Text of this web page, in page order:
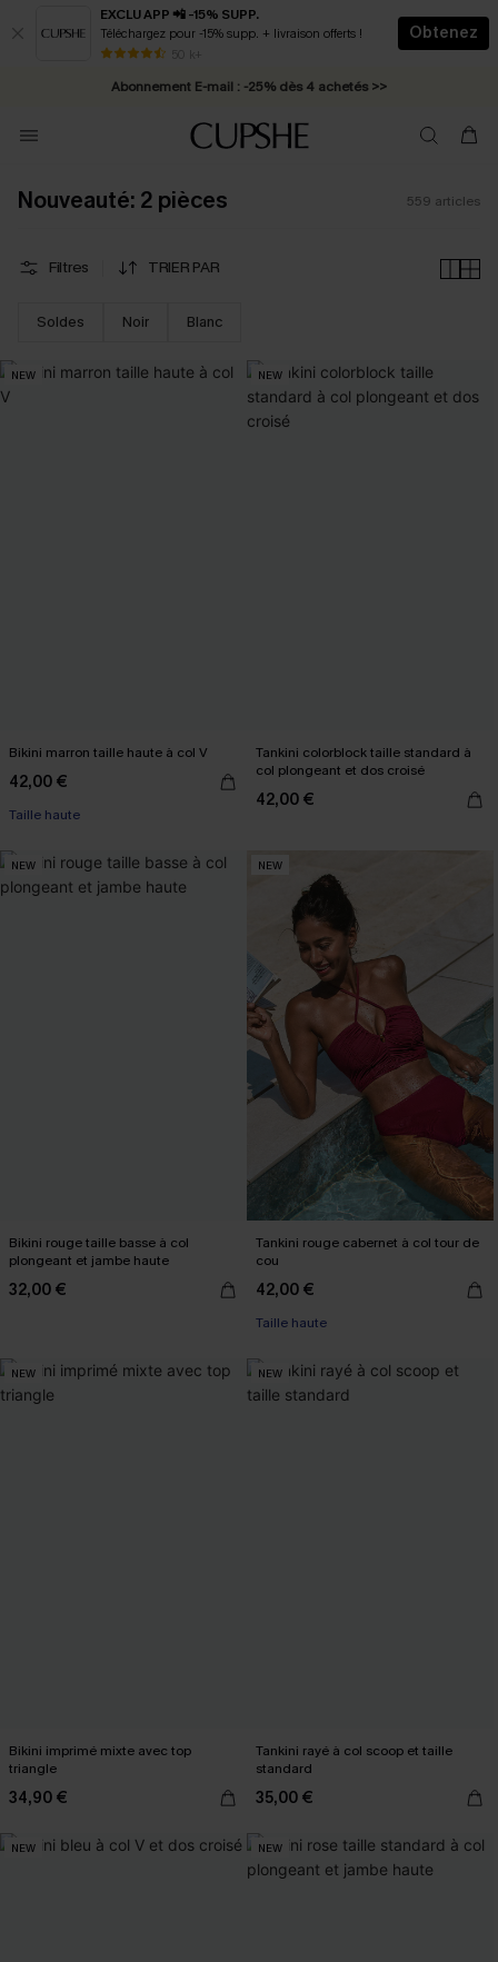
EXCLU APP 📲 -15% SUPP.
Téléchargez pour -15% supp. + livraison offerts !
50 k+
Obtenez
* Livraison éclair 2-3 jours ouvrés >>
Abonnement E-mail : -25% dès 4 achetés >>
Nouveauté: 2 pièces 559 articles
Filtres TRIER PAR
Soldes Noir Blanc
NEW
Bikini marron taille haute à col V
42,00 €
Taille haute
NEW
Tankini colorblock taille standard à
col plongeant et dos croisé
42,00 €
NEW
Bikini rouge taille basse à col
plongeant et jambe haute
32,00 €
NEW
Tankini rouge cabernet à col tour de
cou
42,00 €
Taille haute
NEW
Bikini imprimé mixte avec top
triangle
34,90 €
NEW
Tankini rayé à col scoop et taille
standard
35,00 €
NEW NEW